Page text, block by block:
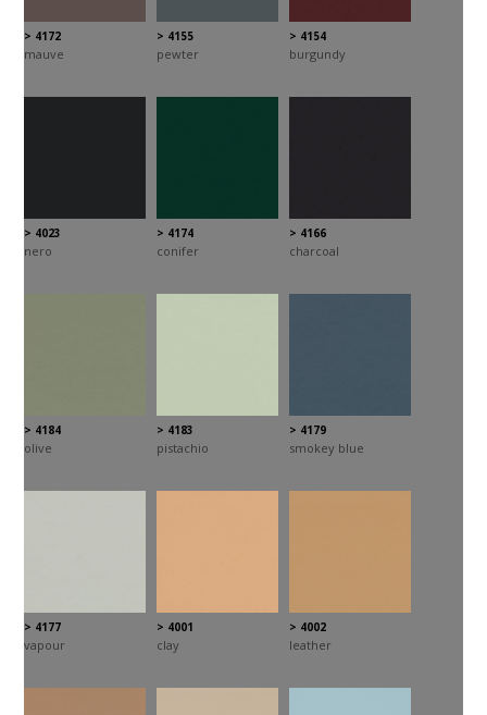
> 4172
mauve
> 4155
pewter
> 4154
burgundy
> 4023
nero
> 4174
conifer
> 4166
charcoal
> 4184
olive
> 4183
pistachio
> 4179
smokey blue
> 4177
vapour
> 4001
clay
> 4002
leather